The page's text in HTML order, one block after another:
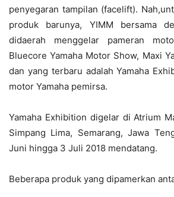
penyegaran tampilan (facelift).
produk barunya, YIMM bersama
didaerah menggelar pameran
Bluecore Yamaha Motor Show, Maxi
dan yang terbaru adalah Yamaha
motor Yamaha pemirsa.
Yamaha Exhibition digelar di Atrium
Simpang Lima, Semarang, Jawa
Juni hingga 3 Juli 2018 mendatang.
Beberapa produk yang dipamerkan